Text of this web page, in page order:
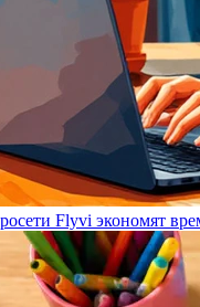
Flyvi экономят